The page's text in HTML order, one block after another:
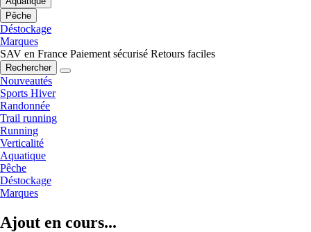
Pêche
Déstockage
Marques
SAV en France Paiement sécurisé Retours faciles
Rechercher
Nouveautés
Sports Hiver
Randonnée
Trail running
Running
Verticalité
Aquatique
Pêche
Déstockage
Marques
Ajout en cours...